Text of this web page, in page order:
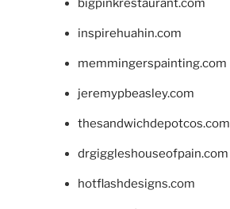
bigpinkrestaurant.com
inspirehuahin.com
memmingerspainting.com
jeremypbeasley.com
thesandwichdepotcos.com
drgiggleshouseofpain.com
hotflashdesigns.com